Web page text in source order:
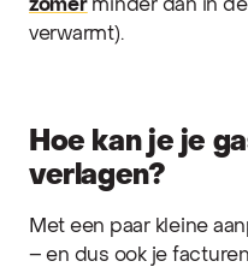
zomerminder dan in de
verwarmt).
Hoe kan je je
verlagen?
Met een paar kleine
– en dus ook je